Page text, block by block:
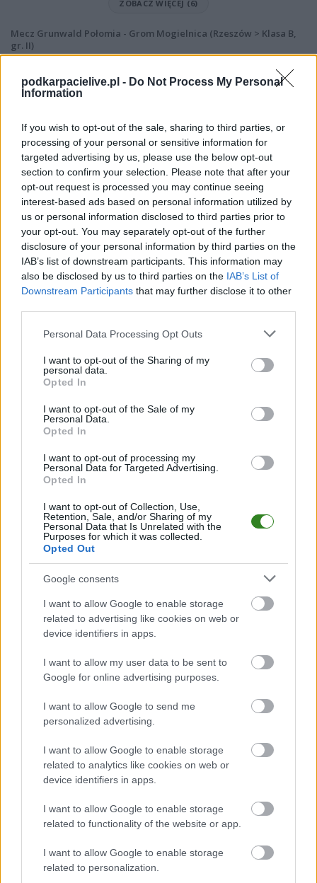
podkarpacielive.pl - Do Not Process My Personal
Information
If you wish to opt-out of the sale, sharing to third parties, or
processing of your personal or sensitive information for
targeted advertising by us, please use the below opt-out
section to confirm your selection. Please note that after your
opt-out request is processed you may continue seeing
interest-based ads based on personal information utilized by
us or personal information disclosed to third parties prior to
your opt-out. You may separately opt-out of the further
disclosure of your personal information by third parties on the
IAB’s list of downstream participants. This information may
also be disclosed by us to third parties on the IAB’s List of
Downstream Participants that may further disclose it to other
Please note that this website/app uses one or more Google
not limited to your visit or usage behaviour. You may click to
grant or deny consent to Google and its third-party tags to
use your data for below specified purposes in below Google
consent section.
Personal Data Processing Opt Outs
I want to opt-out of the Sharing of my
personal data.
Opted In
I want to opt-out of the Sale of my
Personal Data.
Opted In
I want to opt-out of processing my
Personal Data for Targeted Advertising.
Opted In
I want to opt-out of Collection, Use,
Retention, Sale, and/or Sharing of my
Personal Data that Is Unrelated with the
Purposes for which it was collected.
Opted Out
Google consents
I want to allow Google to enable storage
related to advertising like cookies on web or
device identifiers in apps.
I want to allow my user data to be sent to
Google for online advertising purposes.
I want to allow Google to send me
personalized advertising.
I want to allow Google to enable storage
related to analytics like cookies on web or
device identifiers in apps.
I want to allow Google to enable storage
related to functionality of the website or app.
I want to allow Google to enable storage
related to personalization.
ZOBACZ WIĘCEJ (6)
Mecz Grunwald Połomia - Grom Mogielnica (Rzeszów > Klasa B,
gr. II)
zostanie w ramach Rzeszów > Klasa B, gr. II (7. kolejki - Rzeszów > Klasa B,
gr. II).
bramek, kartki, składy, statystyki i informacje o przebiegu
spotkania. To kompletne źródło danych dla kibiców i pasjonatów
lokalnej piłki nożnej. Jeżeli aktualnie nie widzisz tutaj danych z pewnością
pracujemy nad tym żeby je uzupełnić.
Wynik meczu Grunwald Połomia vs Grom Mogielnica
Po zakończeniu spotkania automatycznie publikujemyoficjalny wynik
spotkania, a także dane meczowe, jeśli są dostępne.
Pełny harmonogram rozgrywek dostępny jest tutaj:Rzeszów > Klasa B,
gr. II - terminarz.
Informacje o składach i strzelcach
W miarę dostępności danych, publikujemyskłady wyjściowe,
aktualizujemy zależnie od poziomu ligi i dostępnych źródeł.
Śledź mecze swojej drużyny
Jeśli jesteś kibicem klubu Grunwald Połomia lub Grom Mogielnica -
zaglądaj tutaj częściej. Nasz serwis regularnie dostarcza informacje o
terminach meczów, wynikach, transferach i newsach klubowych
piłkarskichw województwie. Sprawdź nasze relacje, śledź ulubioną ligę i
bądź na bieżąco z wydarzeniami z boisk!
Grunwald Połomia - Grom Mogielnicaodbędzie się w ramach 7.
kolejki - Rzeszów > Klasa B, gr. II. Spotkanie zostanie rozegrane w dniu 28
Grunwald Połomiaprzystępuje do tego spotkania w roli gospodarza.
Jak drużyna radzi sobie w sezonie 2025/2026 rozgrywek Rzeszów > Klasa
B, gr. II przed własną publicznością? Na tej stronie możecie zobaczyć
tabelę uwzględniającą tylko mecze u siebie. W tabeli biorącej pod uwagę
tylko mecze wyjazdowe możecie natomiast sprawdzić jak spisuje się klub
Grom Mogielnica.
Rzeszów > Klasa B, gr. II - sytuacja w tabeli
Przed meczami 7. kolejki - Rzeszów > Klasa B, gr. II gospodarze (Grunwald
Połomia) zajmują9. miejsce w tabeli. Goście (Grom Mogielnica) plasują
Poniżej znajdziesz także ostatnie mecze obu drużyn oraz statystyki
bramkowe.
Grunwald Połomia vs. Grom Mogielnica - relacja, wynik na żywo,
transmisja
Wynik meczu Grunwald Połomia - Grom Mogielnica znajdziesz na naszej
stronie zaraz po jego zakończeniu. Jeżeli szukasz informacji meczowych,
zajrzyj tutaj:Grunwald Połomia vs. Grom Mogielnica - wynik, składy,
strzelcy
Jeżeli w internecie lub TV dostępna jest
albo innych spotkań Rzeszów
> Klasa B, gr. II na pewno znajdziesz takie informacje na naszym portalu.
Możliwe jednak, że nigdzie nie pojawi się stream online z tego pojedynku.